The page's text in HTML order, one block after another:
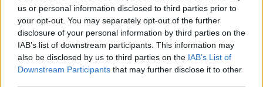
us or personal information disclosed to third parties prior to
your opt-out. You may separately opt-out of the further
disclosure of your personal information by third parties on the
IAB’s list of downstream participants. This information may
also be disclosed by us to third parties on the IAB’s List of
Downstream Participants that may further disclose it to other
A jelentés egyébként kifejezetten jó, a pénzügyi műveletek
veszteségét leszámítva minden fontos soron verte az elemzői
várakozásokat.
És egy fontos mondat a végére: